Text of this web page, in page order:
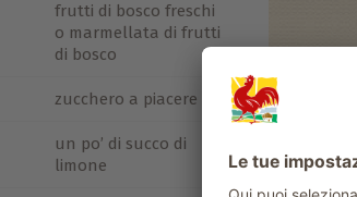
frutti di bosco freschi
o marmellata di frutti
di bosco
zucchero a piacere
un po’ di succo di
limone